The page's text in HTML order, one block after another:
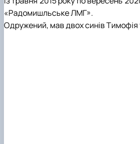
«Радомишльське ЛМГ».
Одружений, мав двох синів